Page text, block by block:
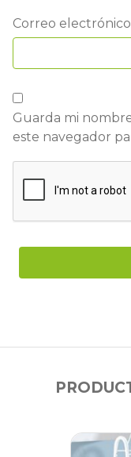
Correo electrónico
Guarda mi
este navegador